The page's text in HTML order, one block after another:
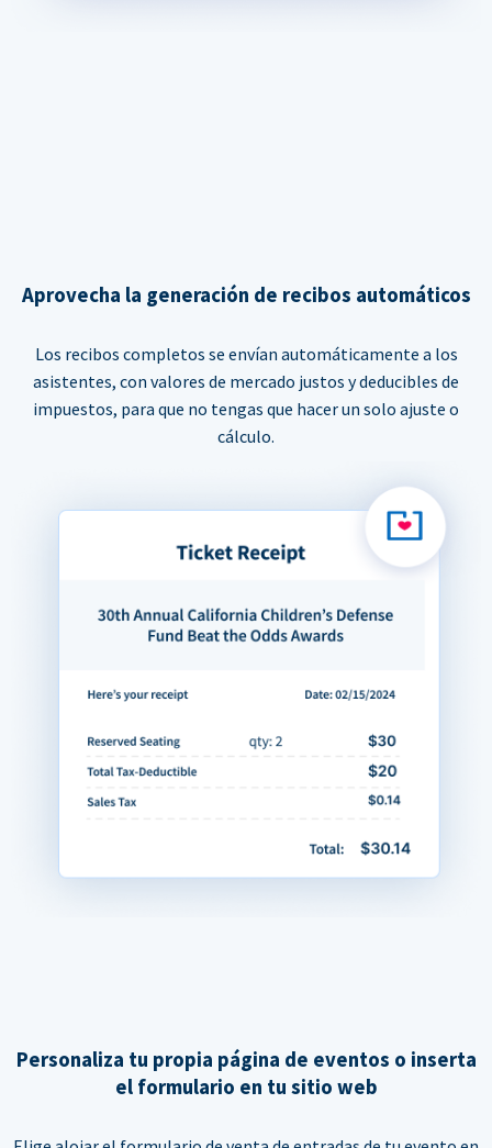
Aprovecha la generación de recibos automáticos
Los recibos completos se envían automáticamente a los
asistentes, con valores de mercado justos y deducibles de
impuestos, para que no tengas que hacer un solo ajuste o
cálculo.
Personaliza tu propia página de eventos o inserta
el formulario en tu sitio web